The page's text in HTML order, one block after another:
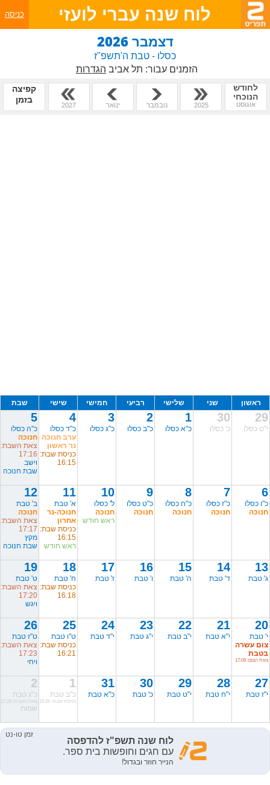
לוח שנה עברי לועזי כניסה
דצמבר 2026
כסלו - טבת ה'תשפ"ז
הזמנים עבור: תל אביב הגדרות
לחודש
הנוכחי
אוגוסט 2025 נובמבר ינואר 2027
קפיצה
בזמן
ראשון שני שלישי רביעי חמישי שישי שבת
29
י"ט כסלו
30
כ' כסלו
1
כ"א כסלו
2
כ"ב כסלו
3
כ"ג כסלו
4
כ"ד כסלו
ערב חנוכה -
נר ראשון
כניסת שבת:
16:15
5
כ"ה כסלו
חנוכה
צאת השבת:
17:16
וישב
שבת חנוכה
6
כ"ו כסלו
חנוכה
7
כ"ז כסלו
חנוכה
8
כ"ח כסלו
חנוכה
9
כ"ט כסלו
חנוכה
10
ל' כסלו
חנוכה
ראש חודש
11
א' טבת
חנוכה-נר
אחרון
כניסת שבת:
16:15
ראש חודש
12
ב' טבת
חנוכה
צאת השבת:
17:17
מקץ
שבת חנוכה
13
ג' טבת
14
ד' טבת
15
ה' טבת
16
ו' טבת
17
ז' טבת
18
ח' טבת
כניסת שבת:
16:18
19
ט' טבת
צאת השבת:
17:20
ויגש
20
י' טבת
צום עשרה
בטבת
צאת הצום: 17:09
21
י"א טבת
22
י"ב טבת
23
י"ג טבת
24
י"ד טבת
25
ט"ו טבת
כניסת שבת:
16:21
26
ט"ז טבת
צאת השבת:
17:23
ויחי
27
י"ז טבת
28
י"ח טבת
29
י"ט טבת
30
כ' טבת
31
כ"א טבת
1
כ"ב טבת
כניסת שבת: 16:26
2
כ"ג טבת
צאת השבת: 17:28
שמות